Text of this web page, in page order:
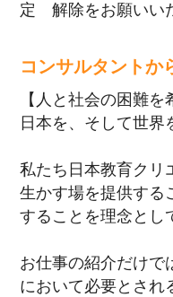
定 解除をお願いい
コンサルタントか
【人と社会の困難を
日本を、そして世界
私たち日本教育クリ
生かす場を提供する
することを理念とし
お仕事の紹介だけで
において必要とされ